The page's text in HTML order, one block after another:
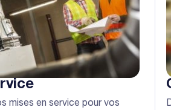
mises en service pour vos